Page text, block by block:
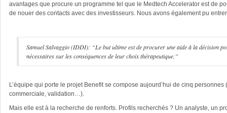
avantages que procure un programme tel que le Medtech Accelerator est de
de nouer des contacts avec des investisseurs. Nous avons également pu
Samuel Salvaggio (IDDI): “Le but ultime est de procurer une aide à la décision
nécessaires sur les conséquences de leur choix thérapeutique.”
L’équipe qui porte le projet Benefit se compose aujourd’hui de cinq
commerciale, validation…).
Mais elle est à la recherche de renforts. Profils recherchés ? Un analyste, un